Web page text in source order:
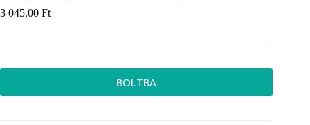
3 045,00 Ft
BOLTBA